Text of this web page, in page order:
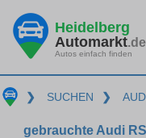
Heidelberg
Automarkt.de
Autos einfach finden
❯ SUCHEN ❯
gebrauchte Audi